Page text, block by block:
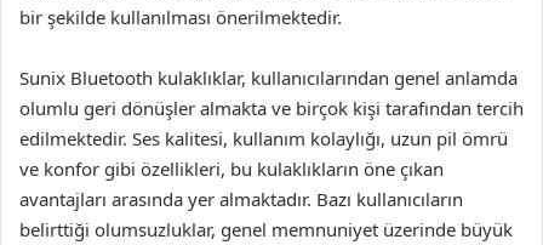
bir şekilde kullanılması önerilmektedir.
Sunix Bluetooth kulaklıklar, kullanıcılarından genel anlamda
olumlu geri dönüşler almakta ve birçok kişi tarafından tercih
edilmektedir. Ses kalitesi, kullanım kolaylığı, uzun pil ömrü
ve konfor gibi özellikleri, bu kulaklıkların öne çıkan
avantajları arasında yer almaktadır. Bazı kullanıcıların
belirttiği olumsuzluklar, genel memnuniyet üzerinde büyük